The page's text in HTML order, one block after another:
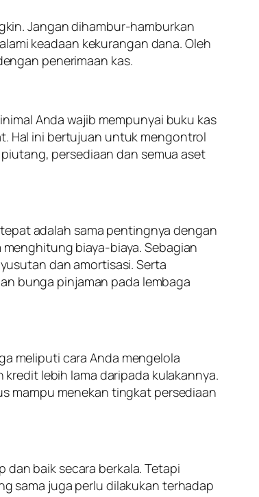
Jangan dihambur-hamburkan
keadaan kekurangan dana. Oleh
penerimaan kas.
Anda wajib mempunyai buku kas
Hal ini bertujuan untuk mengontrol
persediaan dan semua aset
adalah sama pentingnya dengan
biaya-biaya. Sebagian
dan amortisasi. Serta
bunga pinjaman pada lembaga
meliputi cara Anda mengelola
lebih lama daripada kulakannya.
mampu menekan tingkat persediaan
dan baik secara berkala. Tetapi
sama juga perlu dilakukan terhadap